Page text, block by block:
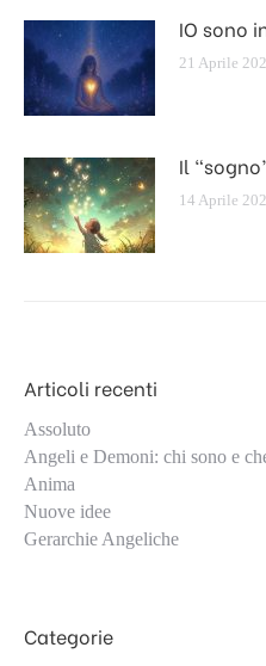
IO sono
21 Aprile
Il
14 Aprile
Articoli recenti
Assoluto
Angeli e Demoni: chi sono e
Anima
Nuove idee
Gerarchie Angeliche
Categorie